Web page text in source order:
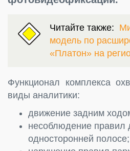
Читайте также:
модель по
«Платон» на
Функционал комплекса
виды аналитики:
движение задним
несоблюдение правил
односторонней полосе;